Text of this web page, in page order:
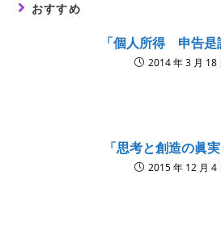
おすすめ
「個人所得 申告是
2014 年 3 月 18
「思考と創造の眞実
2015 年 12 月 4